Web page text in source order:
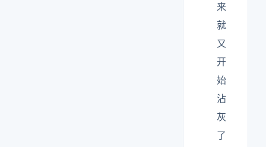
来
就
又
开
始
沾
灰
了